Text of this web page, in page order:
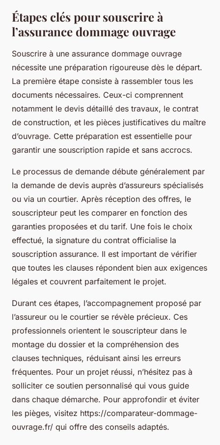
Étapes clés pour souscrire à
l’assurance dommage ouvrage
Souscrire à une assurance dommage ouvrage
nécessite une préparation rigoureuse dès le départ.
La première étape consiste à rassembler tous les
documents nécessaires. Ceux-ci comprennent
notamment le devis détaillé des travaux, le contrat
de construction, et les pièces justificatives du maître
d’ouvrage. Cette préparation est essentielle pour
garantir une souscription rapide et sans accrocs.
Le processus de demande débute généralement par
la demande de devis auprès d’assureurs spécialisés
ou via un courtier. Après réception des offres, le
souscripteur peut les comparer en fonction des
garanties proposées et du tarif. Une fois le choix
effectué, la signature du contrat officialise la
souscription assurance. Il est important de vérifier
que toutes les clauses répondent bien aux exigences
légales et couvrent parfaitement le projet.
Durant ces étapes, l’accompagnement proposé par
l’assureur ou le courtier se révèle précieux. Ces
professionnels orientent le souscripteur dans le
montage du dossier et la compréhension des
clauses techniques, réduisant ainsi les erreurs
fréquentes. Pour un projet réussi, n’hésitez pas à
solliciter ce soutien personnalisé qui vous guide
dans chaque démarche. Pour approfondir et éviter
les pièges, visitez https://comparateur-dommage-
ouvrage.fr/ qui offre des conseils adaptés.